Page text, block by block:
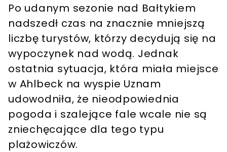
Po udanym sezonie nad Bałtykiem
nadszedł czas na znacznie mniejszą
liczbę turystów, którzy decydują się na
wypoczynek nad wodą. Jednak
ostatnia sytuacja, która miała miejsce
w Ahlbeck na wyspie Uznam
udowodniła, że nieodpowiednia
pogoda i szalejące fale wcale nie są
zniechęcające dla tego typu
plażowiczów.